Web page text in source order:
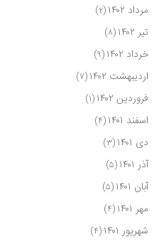
مرداد ۱۴۰۲ (۲)
تیر ۱۴۰۲ (۸)
خرداد ۱۴۰۲ (۹)
اردیبهشت ۱۴۰۲ (۷)
فروردین ۱۴۰۲ (۱)
اسفند ۱۴۰۱ (۴)
دی ۱۴۰۱ (۳)
آذر ۱۴۰۱ (۵)
آبان ۱۴۰۱ (۵)
مهر ۱۴۰۱ (۴)
شهریور ۱۴۰۱ (۴)